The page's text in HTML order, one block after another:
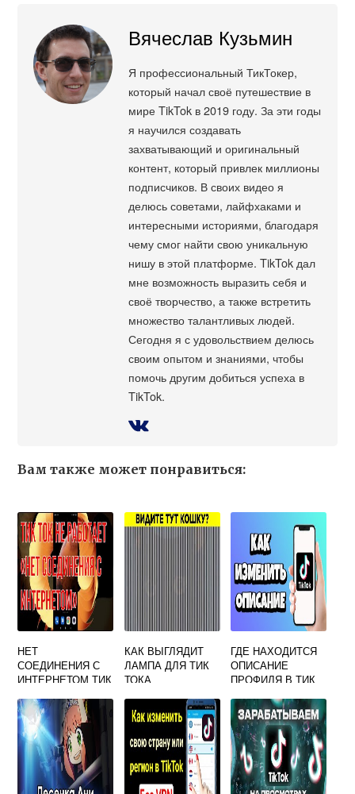
Вячеслав Кузьмин
Я профессиональный ТикТокер,
который начал своё путешествие в
мире TikTok в 2019 году. За эти годы
я научился создавать
захватывающий и оригинальный
контент, который привлек миллионы
подписчиков. В своих видео я
делюсь советами, лайфхаками и
интересными историями, благодаря
чему смог найти свою уникальную
нишу в этой платформе. TikTok дал
мне возможность выразить себя и
своё творчество, а также встретить
множество талантливых людей.
Сегодня я с удовольствием делюсь
своим опытом и знаниями, чтобы
помочь другим добиться успеха в
TikTok.
Вам также может понравиться:
НЕТ
СОЕДИНЕНИЯ С
ИНТЕРНЕТОМ ТИК
КАК ВЫГЛЯДИТ
ЛАМПА ДЛЯ ТИК
ТОКА
ГДЕ НАХОДИТСЯ
ОПИСАНИЕ
ПРОФИЛЯ В ТИК